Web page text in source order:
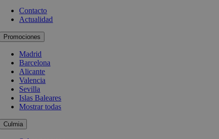
Contacto
Actualidad
Promociones
Madrid
Barcelona
Alicante
Valencia
Sevilla
Islas Baleares
Mostrar todas
Culmia